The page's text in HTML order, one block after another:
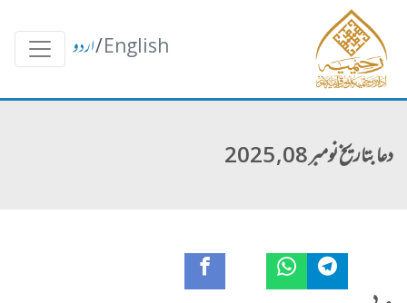
English
/اردو
دعا بتاریخ نومبر 08, 2025